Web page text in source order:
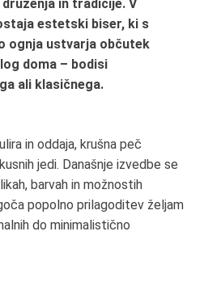
in tradicije. V
estetski biser, ki s
ognja ustvarja občutek
doma – bodisi
ali klasičnega.
in oddaja, krušna peč
jedi. Današnje izvedbe se
barvah in možnostih
popolno prilagoditev željam
do minimalistično